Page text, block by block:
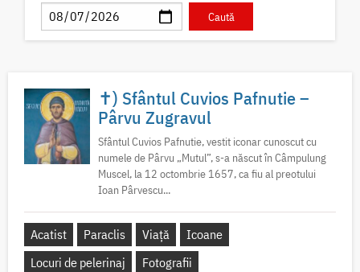
✝) Sfântul Cuvios Pafnutie –
Pârvu Zugravul
Sfântul Cuvios Pafnutie, vestit iconar cunoscut cu
numele de Pârvu „Mutul”, s-a născut în Câmpulung
Muscel, la 12 octombrie 1657, ca fiu al preotului
Ioan Pârvescu...
Acatist Paraclis Viață
Icoane
Locuri de pelerinaj
Fotografii